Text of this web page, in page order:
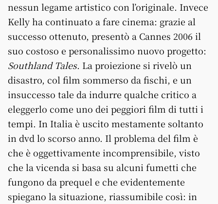
nessun legame artistico con l’originale. Invece
Kelly ha continuato a fare cinema: grazie al
successo ottenuto, presentò a Cannes 2006 il
suo costoso e personalissimo nuovo progetto:
Southland Tales. La proiezione si rivelò un
disastro, col film sommerso da fischi, e un
insuccesso tale da indurre qualche critico a
eleggerlo come uno dei peggiori film di tutti i
tempi. In Italia è uscito mestamente soltanto
in dvd lo scorso anno. Il problema del film è
che è oggettivamente incomprensibile, visto
che la vicenda si basa su alcuni fumetti che
fungono da prequel e che evidentemente
spiegano la situazione, riassumibile così: in